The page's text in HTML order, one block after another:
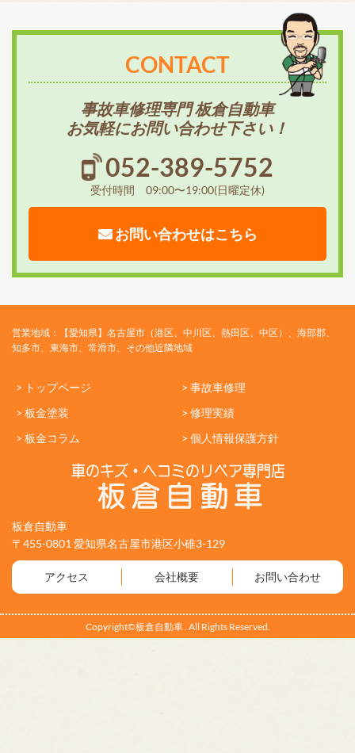
CONTACT
事故車修理専門 板倉自動車
お気軽にお問い合わせ下さい！
052-389-5752
受付時間 09:00〜19:00(日曜定休)
お問い合わせはこちら
営業地域：【愛知県】名古屋市（港区、中川区、熱田区、中区）、海部郡、
知多市、東海市、常滑市、その他近隣地域
> トップページ
> 事故車修理
> 板金塗装
> 修理実績
> 板金コラム
> 個人情報保護方針
板倉自動車
〒455-0801 愛知県名古屋市港区小碓3-129
アクセス 会社概要 お問い合わせ
Copyright©板倉自動車 . All Rights Reserved.